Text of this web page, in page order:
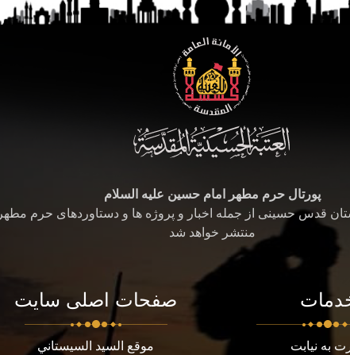
پورتال حرم مطهر امام حسین علیه السلام
قدس حسینی از جمله اخبار و پروژه ها و دستاوردهای حرم مطهر
منتشر خواهد شد
به نیابت
صفحات اصلی سایت
موقع السيد السيستاني